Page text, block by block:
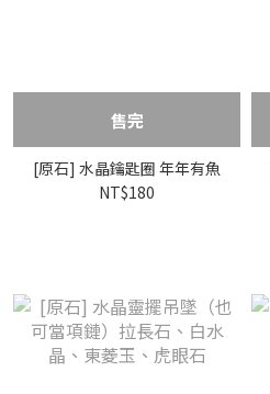
售完
[原石] 水晶鑰匙圈 年年有魚
NT$180